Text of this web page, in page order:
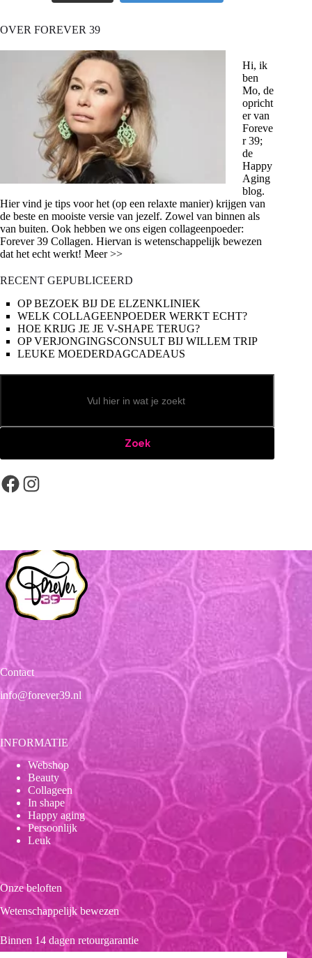
OVER FOREVER 39
Hi, ik
ben
Mo, de
opricht
er van
Foreve
r 39;
de
Happy
Aging
blog.
Hier vind je tips voor het (op een relaxte manier) krijgen van
de beste en mooiste versie van jezelf. Zowel van binnen als
van buiten. Ook hebben we ons eigen collageenpoeder:
Forever 39 Collagen. Hiervan is wetenschappelijk bewezen
dat het echt werkt! Meer >>
RECENT GEPUBLICEERD
OP BEZOEK BIJ DE ELZENKLINIEK
WELK COLLAGEENPOEDER WERKT ECHT?
HOE KRIJG JE JE V-SHAPE TERUG?
OP VERJONGINGSCONSULT BIJ WILLEM TRIP
LEUKE MOEDERDAGCADEAUS
Zoeken
Zoek
Facebook
Instagram
Contact
info@forever39.nl
INFORMATIE
Webshop
Beauty
Collageen
In shape
Happy aging
Persoonlijk
Leuk
Onze beloften
Wetenschappelijk bewezen
Binnen 14 dagen retourgarantie